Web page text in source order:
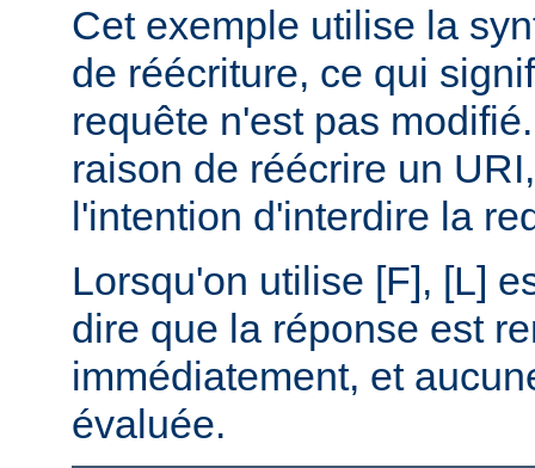
Cet exemple utilise la
de réécriture, ce qui
requête n'est pas
raison de réécrire un
l'intention d'interdire la
Lorsqu'on utilise [F], [L]
dire que la réponse est
immédiatement, et
évaluée.